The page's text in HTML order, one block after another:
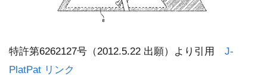
特許第6262127号（2012.5.22 出願）より引用 J-
PlatPat リンク